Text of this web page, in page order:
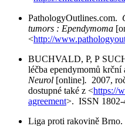
PathologyOutlines.com.
tumors : Ependymoma
<http://
BUCHVALD, P, P
léčba ependymomů
Neurol [online]. 2007,
dostupné také z <https://
agreement>. ISSN 1802-
Liga proti rakovině Brno.